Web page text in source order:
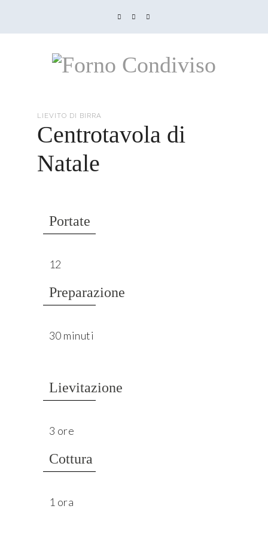
LIEVITO DI BIRRA
Centrotavola di
Natale
Portate
12
Preparazione
30 minuti
Lievitazione
3 ore
Cottura
1 ora